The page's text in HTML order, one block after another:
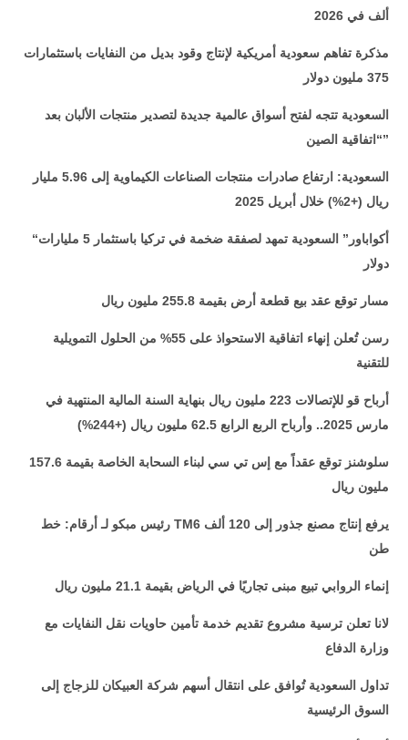
ألف في 2026
مذكرة تفاهم سعودية أمريكية لإنتاج وقود بديل من النفايات باستثمارات
375 مليون دولار
السعودية تتجه لفتح أسواق عالمية جديدة لتصدير منتجات الألبان بعد
“اتفاقية الصين”
السعودية: ارتفاع صادرات منتجات الصناعات الكيماوية إلى 5.96 مليار
ريال (+2%) خلال أبريل 2025
“أكواباور” السعودية تمهد لصفقة ضخمة في تركيا باستثمار 5 مليارات
دولار
مسار توقع عقد بيع قطعة أرض بقيمة 255.8 مليون ريال
رسن تُعلن إنهاء اتفاقية الاستحواذ على 55% من الحلول التمويلية
للتقنية
أرباح قو للإتصالات 223 مليون ريال بنهاية السنة المالية المنتهية في
مارس 2025.. وأرباح الربع الرابع 62.5 مليون ريال (+244%)
سلوشنز توقع عقداً مع إس تي سي لبناء السحابة الخاصة بقيمة 157.6
مليون ريال
TM6 يرفع إنتاج مصنع جذور إلى 120 ألف
طن
إنماء الروابي تبيع مبنى تجاريًا في الرياض بقيمة 21.1 مليون ريال
لانا تعلن ترسية مشروع تقديم خدمة تأمين حاويات نقل النفايات مع
وزارة الدفاع
تداول السعودية تُوافق على انتقال أسهم شركة العبيكان للزجاج إلى
السوق الرئيسية